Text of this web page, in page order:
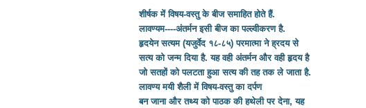
शीर्षक में विषय-वस्तु के बीज समाहित होते हैं.
लावण्यम----अंतर्मन इसी बीज का पल्ल्वीकरण है.
हृदयेन सत्यम (यजुर्वेद १८-८५) परमात्मा ने ह्रदय से
सत्य को जन्म दिया है. यह वही अंतर्मन और वही हृदय है
जो सतहों को पलटता हुआ सत्य की तह तक ले जाता है.
लावण्य मयी शैली में विषय-वस्तु का दर्पण
बन जाना और तथ्य को पाठक की हथेली पर देना, यह